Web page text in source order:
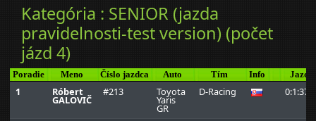
Kategória : SENIOR (jazda
pravidelnosti-test version) (počet
jázd 4)
Poradie Meno Číslo jazdca Auto Tím Info Jazda
1 Róbert
GALOVIČ
#213 Toyota
Yaris
GR
D-Racing